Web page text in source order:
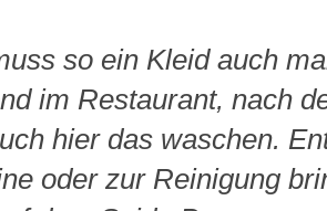
so ein Kleid auch
im Restaurant, nach
hier das waschen.
oder zur Reinigung